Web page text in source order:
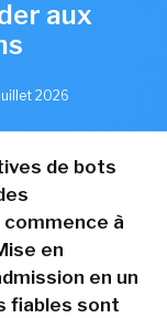
aux
2026
de bots
à
en
en un
fiables sont